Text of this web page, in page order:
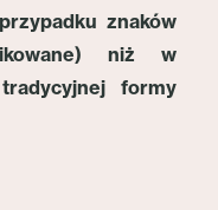
znaków
niż w
formy